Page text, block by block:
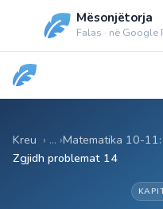
Mësonjëtorja
Falas · në Google
Kreu Matematika 10-
Zgjidh problemat 14